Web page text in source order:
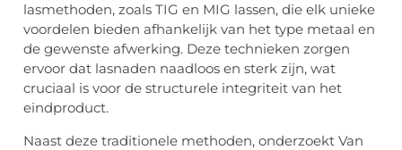
lasmethoden, zoals TIG en MIG lassen, die elk unieke
voordelen bieden afhankelijk van het type metaal en
de gewenste afwerking. Deze technieken zorgen
ervoor dat lasnaden naadloos en sterk zijn, wat
cruciaal is voor de structurele integriteit van het
eindproduct.
Naast deze traditionele methoden, onderzoekt Van